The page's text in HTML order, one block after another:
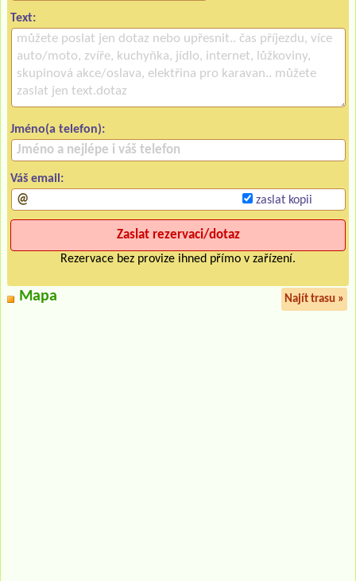
Text:
Jméno(a telefon):
Váš email:
zaslat kopii
Rezervace bez provize ihned přímo v zařízení.
Mapa Najít trasu »